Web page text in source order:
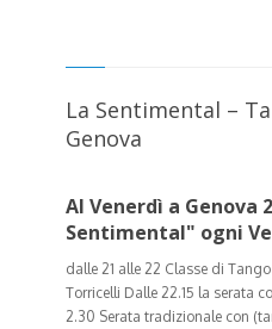
La Sentimental –
Genova
Al Venerdì a Genova
Sentimental" ogni
dalle 21 alle 22 Classe di
Torricelli Dalle 22.15 la serata
2.30 Serata tradizionale con